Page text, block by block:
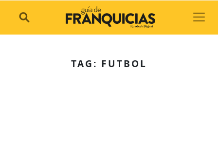
TAG: FUTBOL